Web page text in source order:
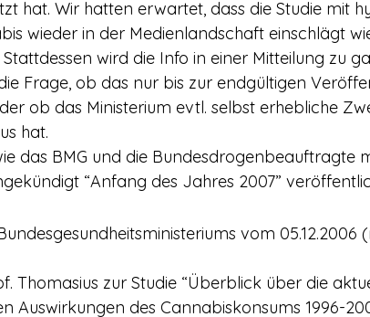
hat. Wir hatten erwartet, dass die Studie mit
wieder in der Medienlandschaft einschlägt
wird die Info in einer Mitteilung zu
Frage, ob das nur bis zur endgültigen
ob das Ministerium evtl. selbst erhebliche
hat.
“Anfang des Jahres 2007”
vom 05.12.2006
Thomasius zur Studie “Überblick über die
Auswirkungen des Cannabiskonsums 1996-